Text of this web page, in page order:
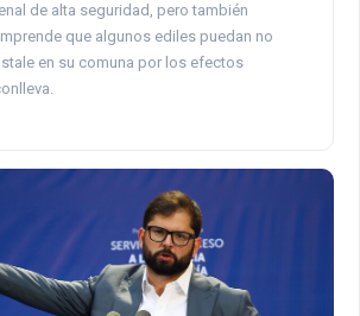
de alta seguridad, pero también
que algunos ediles puedan no
en su comuna por los efectos